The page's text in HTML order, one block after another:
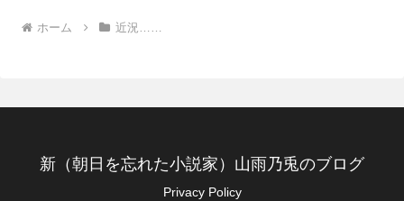
ホーム 近況……
新（朝日を忘れた小説家）山雨乃兎のブログ
Privacy Policy